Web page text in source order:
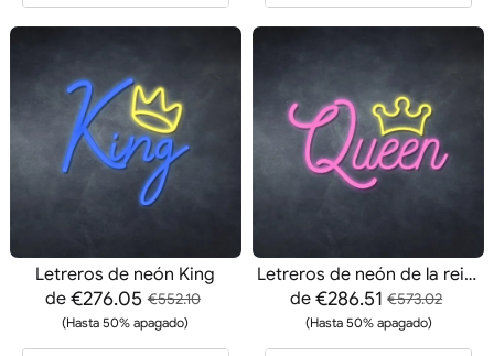
Letreros de neón King
de€276.05 €552.10
(Hasta 50% apagado)
Letreros de neón de la reina
de €286.51 €573.02
(Hasta 50% apagado)